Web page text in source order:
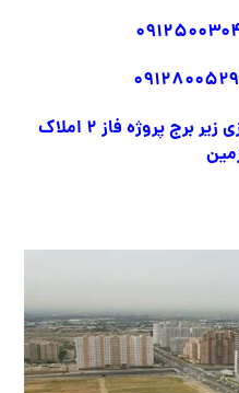
آدرس دفتر : شهرک شهید خرازی زیر برج پروژه فاز ۲ املاک